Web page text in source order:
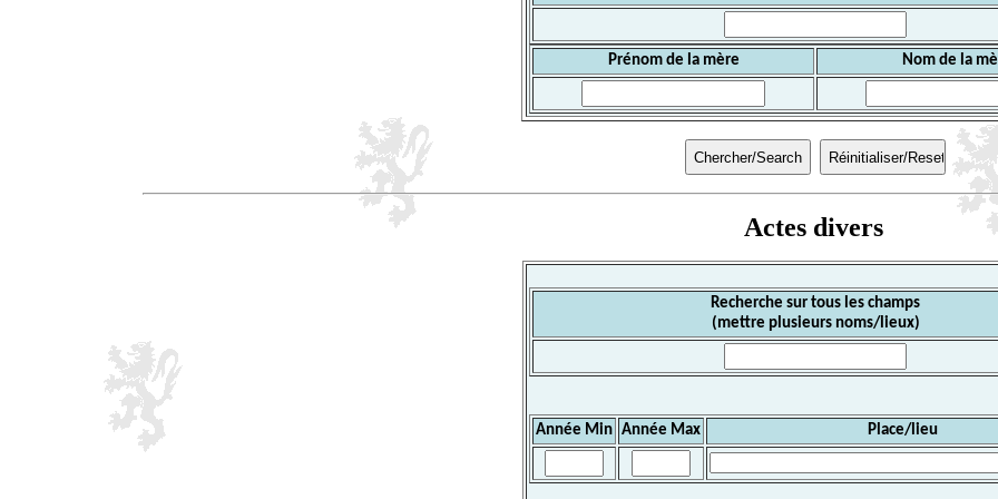
Prénom de la mère Nom de la
Actes divers
Recherche sur tous les champs
(mettre plusieurs noms/lieux)
Année Min Année Max Place/lieu